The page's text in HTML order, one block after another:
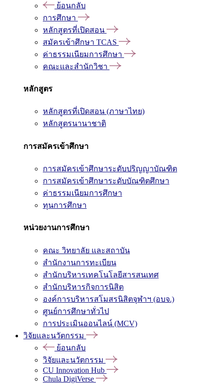
ย้อนกลับ
การศึกษา
หลักสูตรที่เปิดสอน
สมัครเข้าศึกษา TCAS
ค่าธรรมเนียมการศึกษา
คณะและสำนักวิชา
หลักสูตร
หลักสูตรที่เปิดสอน (ภาษาไทย)
หลักสูตรนานาชาติ
การสมัครเข้าศึกษา
การสมัครเข้าศึกษาระดับปริญญาบัณฑิต
การสมัครเข้าศึกษาระดับบัณฑิตศึกษา
ค่าธรรมเนียมการศึกษา
ทุนการศึกษา
หน่วยงานการศึกษา
คณะ วิทยาลัย และสถาบัน
สำนักงานการทะเบียน
สำนักบริหารเทคโนโลยีสารสนเทศ
สำนักบริหารกิจการนิสิต
องค์การบริหารสโมสรนิสิตจุฬาฯ (อบจ.)
ศูนย์การศึกษาทั่วไป
การประเมินออนไลน์ (MCV)
วิจัยและนวัตกรรม
ย้อนกลับ
วิจัยและนวัตกรรม
CU Innovation Hub
Chula DigiVerse